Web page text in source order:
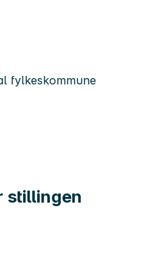
fylkeskommune
stillingen